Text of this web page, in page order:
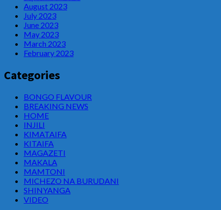
August 2023
July 2023
June 2023
May 2023
March 2023
February 2023
Categories
BONGO FLAVOUR
BREAKING NEWS
HOME
INJILI
KIMATAIFA
KITAIFA
MAGAZETI
MAKALA
MAMTONI
MICHEZO NA BURUDANI
SHINYANGA
VIDEO